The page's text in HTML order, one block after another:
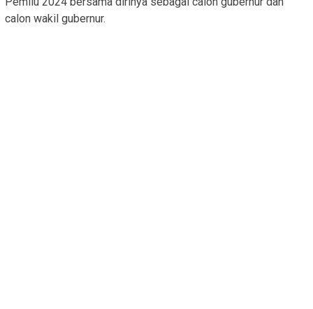
calon wakil gubernur.